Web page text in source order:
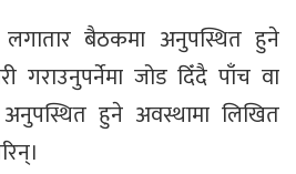
बैठकमा अनुपस्थित हुने
गराउनुपर्नेमा जोड दिँदै पाँच वा
हुने अवस्थामा लिखित